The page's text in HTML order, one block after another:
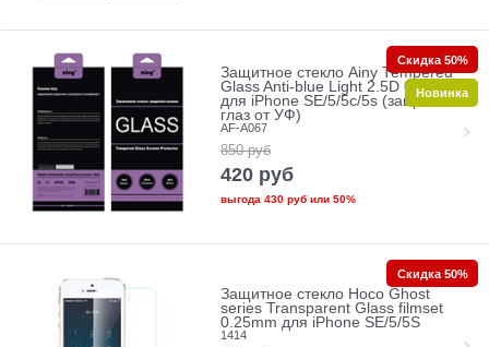
Защитное стекло Ainy Tempered
Glass Anti-blue Light 2.5D 0.33mm
для iPhone SE/5/5c/5s (защита
глаз от УФ)
AF-A067
850 руб
420 руб
выгода 430 рубили 50%
Скидка 50%
Новинка
Защитное стекло Hoco Ghost
series Transparent Glass filmset
0.25mm для iPhone SE/5/5S
1414
Скидка 50%